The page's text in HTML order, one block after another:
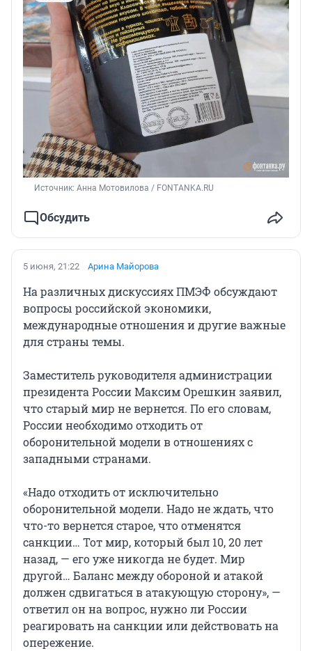
Источник: Анна Мотовилова / FONTANKA.RU
Обсудить
5 июня, 21:22 Арина Майорова
На различных дискуссиях ПМЭФ обсуждают
вопросы российской экономики,
международные отношения и другие важные
для страны темы.
Заместитель руководителя администрации
президента России Максим Орешкин заявил,
что старый мир не вернется. По его словам,
России необходимо отходить от
оборонительной модели в отношениях с
западными странами.
«Надо отходить от исключительно
оборонительной модели. Надо не ждать, что
что-то вернется старое, что отменятся
санкции… Тот мир, который был 10, 20 лет
назад, — его уже никогда не будет. Мир
другой… Баланс между обороной и атакой
должен сдвигаться в атакующую сторону», —
ответил он на вопрос, нужно ли России
реагировать на санкции или действовать на
опережение.